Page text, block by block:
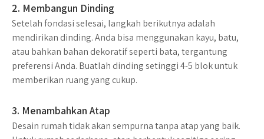
2. Membangun Dinding
Setelah fondasi selesai, langkah berikutnya adalah
mendirikan dinding. Anda bisa menggunakan kayu, batu,
atau bahkan bahan dekoratif seperti bata, tergantung
preferensi Anda. Buatlah dinding setinggi 4-5 blok untuk
memberikan ruang yang cukup.
3. Menambahkan Atap
Desain rumah tidak akan sempurna tanpa atap yang baik.